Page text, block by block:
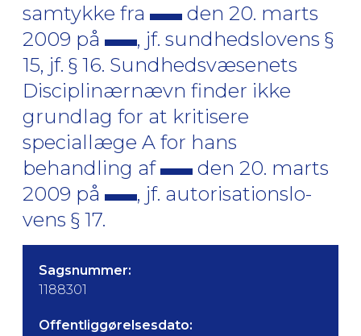
samtykke fra
den 20. marts
2009 på
, jf. sundhedslovens §
15, jf. § 16. Sundhedsvæsenets
Disciplinærnævn finder ikke
grundlag for at kritisere
speciallæge A for hans
behandling af
den 20. marts
2009 på
, jf. autorisationslo-
vens § 17.
Sagsnummer:
1188301
Offentliggørelsesdato: